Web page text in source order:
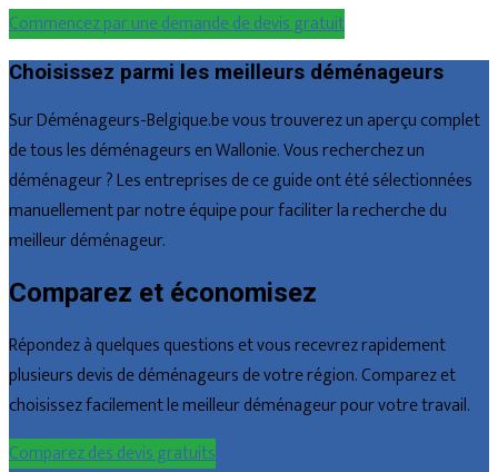
Commencez par une demande de devis gratuit
Choisissez parmi les meilleurs déménageurs
Sur Déménageurs-Belgique.be vous trouverez un aperçu complet
de tous les déménageurs en Wallonie. Vous recherchez un
déménageur ? Les entreprises de ce guide ont été sélectionnées
manuellement par notre équipe pour faciliter la recherche du
meilleur déménageur.
Comparez et économisez
Répondez à quelques questions et vous recevrez rapidement
plusieurs devis de déménageurs de votre région. Comparez et
choisissez facilement le meilleur déménageur pour votre travail.
Comparez des devis gratuits